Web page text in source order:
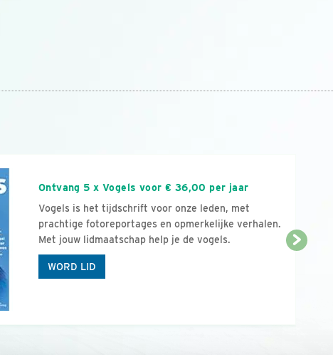
Ontvang 5 x Vogels voor € 36,00 per jaar
Vogels is het tijdschrift voor onze leden, met
prachtige fotoreportages en opmerkelijke verhalen.
Met jouw lidmaatschap help je de vogels.
WORD LID